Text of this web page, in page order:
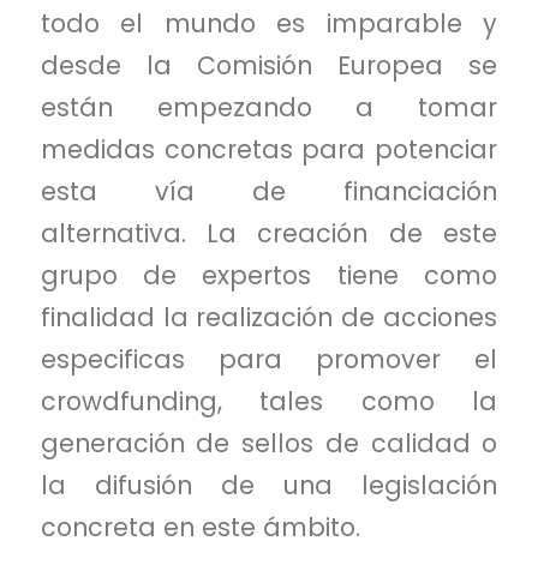
todo el mundo es imparable y
desde la Comisión Europea se
están empezando a tomar
medidas concretas para potenciar
esta vía de financiación
alternativa. La creación de este
grupo de expertos tiene como
finalidad la realización de acciones
especificas para promover el
crowdfunding, tales como la
generación de sellos de calidad o
la difusión de una legislación
concreta en este ámbito.